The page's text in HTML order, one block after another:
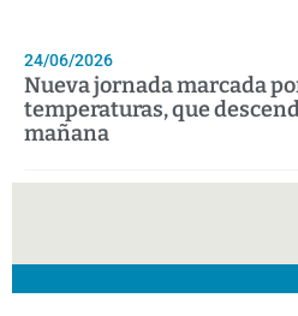
24/06/2026
Nueva jornada marcada
temperaturas, que
mañana